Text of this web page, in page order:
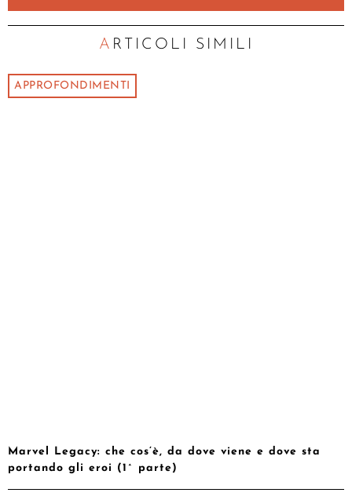
ARTICOLI SIMILI
APPROFONDIMENTI
Marvel Legacy: che cos’è, da dove viene e dove sta
portando gli eroi (1^ parte)